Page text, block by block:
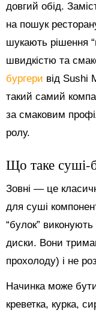
довгий обід.
на пошук
шукають рішення
швидкістю та
бургери від Sushi
такий самий
за смаковим
ролу.
Що таке суші-
Зовні — це
для суші
“булок”
диски. Вони
прохолоду) і не
Начинка може
креветка, курка,